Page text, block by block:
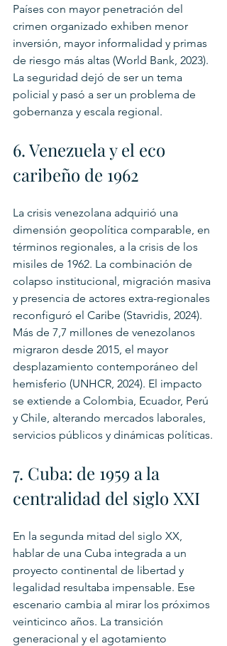
Países con mayor penetración del
crimen organizado exhiben menor
inversión, mayor informalidad y primas
de riesgo más altas (World Bank, 2023).
La seguridad dejó de ser un tema
policial y pasó a ser un problema de
gobernanza y escala regional.
6. Venezuela y el eco
caribeño de 1962
La crisis venezolana adquirió una
dimensión geopolítica comparable, en
términos regionales, a la crisis de los
misiles de 1962. La combinación de
colapso institucional, migración masiva
y presencia de actores extra-regionales
reconfiguró el Caribe (Stavridis, 2024).
Más de 7,7 millones de venezolanos
migraron desde 2015, el mayor
desplazamiento contemporáneo del
hemisferio (UNHCR, 2024). El impacto
se extiende a Colombia, Ecuador, Perú
y Chile, alterando mercados laborales,
servicios públicos y dinámicas políticas.
7. Cuba: de 1959 a la
centralidad del siglo XXI
En la segunda mitad del siglo XX,
hablar de una Cuba integrada a un
proyecto continental de libertad y
legalidad resultaba impensable. Ese
escenario cambia al mirar los próximos
veinticinco años. La transición
generacional y el agotamiento